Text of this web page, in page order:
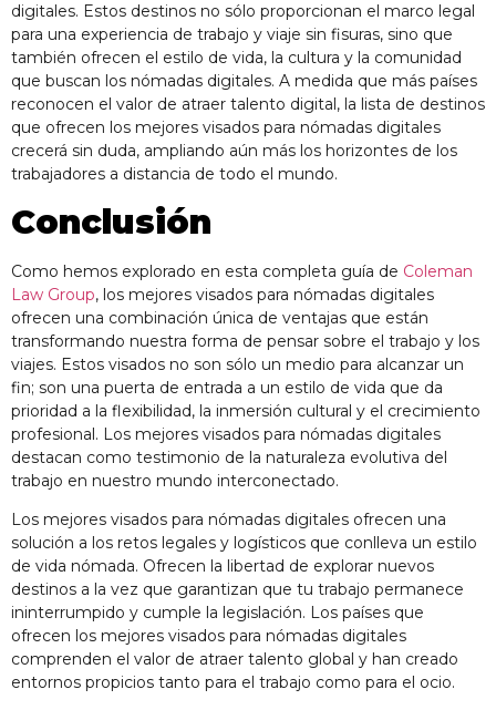
digitales. Estos destinos no sólo proporcionan el marco legal
para una experiencia de trabajo y viaje sin fisuras, sino que
también ofrecen el estilo de vida, la cultura y la comunidad
que buscan los nómadas digitales. A medida que más países
reconocen el valor de atraer talento digital, la lista de destinos
que ofrecen los mejores visados para nómadas digitales
crecerá sin duda, ampliando aún más los horizontes de los
trabajadores a distancia de todo el mundo.
Conclusión
Como hemos explorado en esta completa guía de Coleman
Law Group, los mejores visados para nómadas digitales
ofrecen una combinación única de ventajas que están
transformando nuestra forma de pensar sobre el trabajo y los
viajes. Estos visados no son sólo un medio para alcanzar un
fin; son una puerta de entrada a un estilo de vida que da
prioridad a la flexibilidad, la inmersión cultural y el crecimiento
profesional. Los mejores visados para nómadas digitales
destacan como testimonio de la naturaleza evolutiva del
trabajo en nuestro mundo interconectado.
Los mejores visados para nómadas digitales ofrecen una
solución a los retos legales y logísticos que conlleva un estilo
de vida nómada. Ofrecen la libertad de explorar nuevos
destinos a la vez que garantizan que tu trabajo permanece
ininterrumpido y cumple la legislación. Los países que
ofrecen los mejores visados para nómadas digitales
comprenden el valor de atraer talento global y han creado
entornos propicios tanto para el trabajo como para el ocio.